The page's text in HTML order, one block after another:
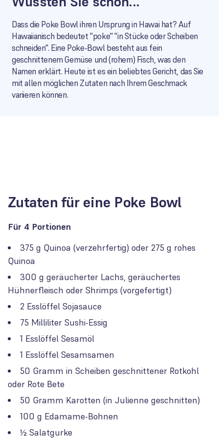
Dass die Poke Bowl ihren Ursprung in Hawai hat? Auf
Hawaiianisch bedeutet "poke" "in Stücke oder Scheiben
schneiden". Eine Poke-Bowl besteht aus fein
geschnittenem Gemüse und (rohem) Fisch, was den
Namen erklärt. Heute ist es ein beliebtes Gericht, das Sie
mit allen möglichen Zutaten nach Ihrem Geschmack
variieren können.
Zutaten für eine Poke Bowl
Für 4 Portionen
375 g Quinoa (verzehrfertig) oder 275 g rohes
Quinoa
300 g geräucherter Lachs, geräuchertes
Hühnerfleisch oder Shrimps (vorgefertigt)
2 Esslöffel Sojasauce
75 Milliliter Sushi-Essig
1 Esslöffel Sesamöl
1 Esslöffel Sesamsamen
50 Gramm in Scheiben geschnittener Rotkohl
oder Rote Bete
50 Gramm Karotten (in Julienne geschnitten)
100 g Edamame-Bohnen
½ Salatgurke